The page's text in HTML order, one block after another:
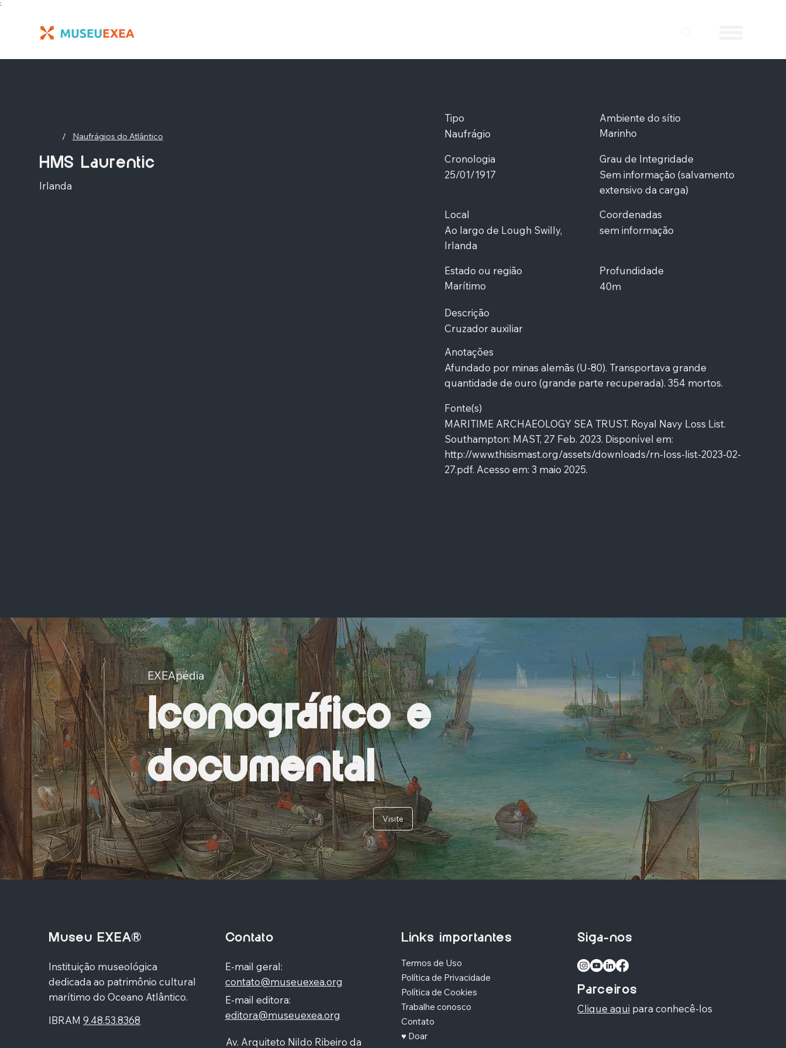
;
/ Naufrágios do Atlântico
HMS Laurentic
Irlanda
Tipo
Naufrágio
Cronologia
25/01/1917
Local
Ao largo de Lough Swilly,
Irlanda
Estado ou região
Marítimo
Descrição
Cruzador auxiliar
Anotações
Afundado por minas alemãs (U-80). Transportava grande
quantidade de ouro (grande parte recuperada). 354 mortos.
Fonte(s)
MARITIME ARCHAEOLOGY SEA TRUST. Royal Navy Loss List.
Southampton: MAST, 27 Feb. 2023. Disponível em:
http://www.thisismast.org/assets/downloads/rn-loss-list-2023-02-
27.pdf. Acesso em: 3 maio 2025.
Ambiente do sítio
Marinho
Grau de Integridade
Sem informação (salvamento
extensivo da carga)
Coordenadas
sem informação
Profundidade
40m
EXEApédia
Iconográfico e
documental
Visite
Museu EXEA®
Instituição museológica
dedicada ao patrimônio cultural
marítimo do Oceano Atlântico.
IBRAM9.48.53.8368
Contato
E-mail geral:
contato@museuexea.org
E-mail editora:
editora@museuexea.org
Av. Arquiteto Nildo Ribeiro da
Links importantes
Termos de Uso
Política de Privacidade
Política de Cookies
Trabalhe conosco
Contato
♥ Doar
Siga-nos
Parceiros
Clique aqui para conhecê-los